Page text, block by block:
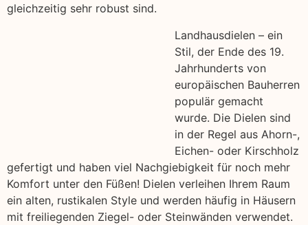
gleichzeitig sehr robust sind.
Landhausdielen – ein
Stil, der Ende des 19.
Jahrhunderts von
europäischen Bauherren
populär gemacht
wurde. Die Dielen sind
in der Regel aus Ahorn-,
Eichen- oder Kirschholz
gefertigt und haben viel Nachgiebigkeit für noch mehr
Komfort unter den Füßen! Dielen verleihen Ihrem Raum
ein alten, rustikalen Style und werden häufig in Häusern
mit freiliegenden Ziegel- oder Steinwänden verwendet.